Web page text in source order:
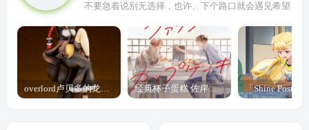
不要急着说别无选择，也许、下个路口就会遇见希望
overlord卢贝多的龙王谁厉害 「Overlord」露普斯蕾琪娜·贝塔手办开订 经典杯子蛋糕 佐岸 漫画「经典杯子蛋糕」宣布真人日剧化